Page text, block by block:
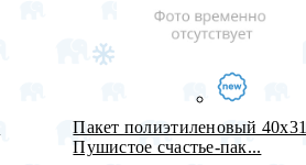
Пакет полиэтиленовый
Пушистое счастье-пак...